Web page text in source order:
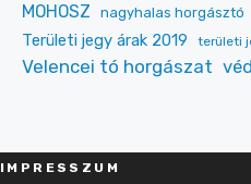
MOHOSZ nagyhalas horgásztó
Területi jegy árak 2019 területi
Velencei tó horgászat
IMPRESSZU M